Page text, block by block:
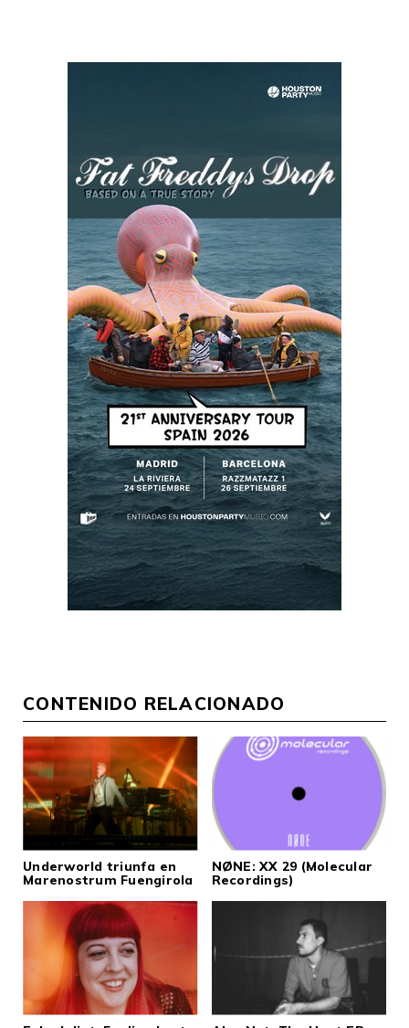
CONTENIDO RELACIONADO
Underworld triunfa en
Marenostrum Fuengirola
NØNE: XX 29 (Molecular
Recordings)